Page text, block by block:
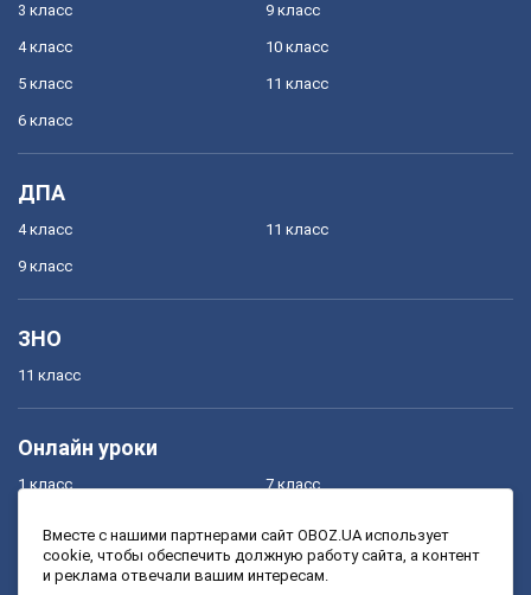
3 класс
4 класс
5 класс
6 класс
9 класс
10 класс
11 класс
ДПА
4 класс
9 класс
11 класс
ЗНО
11 класс
Онлайн уроки
1 класс
3 класс
7 класс
9 класс
Вместе с нашими партнерами сайт OBOZ.UA использует
cookie, чтобы обеспечить должную работу сайта, а контент
и реклама отвечали вашим интересам.